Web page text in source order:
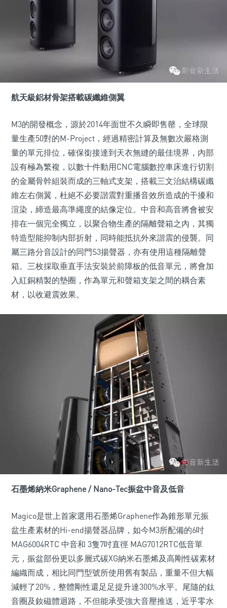
航天級鋁材骨架搭載碳纖維側翼
M3的開發概念，源於2014年面世不久瞬即售罄，全球限
量生產50對的M-Project，經過精密計算及無數次嚴格測
量的單元排位，確保銜接達到天衣無縫的最佳境界，內部
設有極為繁複，以數十件動用CNC電腦數控車床進行切割
的金屬骨幹組裝而成的三軸式支架，搭載三文治結構碳纖
維左右側翼，杜絕不必要諧震對重播音效所造成的干擾和
渲染，締造最高準繩度的結像定位。中音和高音將會被安
排在一個完全獨立，以聚合物生產的隔離聲箱之內，其獨
特造型能抑制內部折射，同時能抵抗外來諧震的侵襲。同
屬三路分音設計的同門S3揚聲器，亦有使用這種隔離聲
箱。三枚採取垂直手法安裝於前障板的低音單元，將會加
入紅銅精製的墊圈，作為單元和聲箱支架之間的耦合素
材，以收避震效果。
石墨烯納米Graphene / Nano-Tec振盆中音及低音
Magico是世上首家選用石墨烯Graphene作為錐形單元振
盆生產素材的Hi-end揚聲器品牌，如今M3所配備的6吋
MAG6004RTC 中音和 3隻7吋直徑 MAG7012RTC低音單
元，振盆部份更以多層式碳XG納米石墨烯及高剛性碳素材
編織而成，相比同門型號所使用舊有製品，重量不但大幅
減輕了20%，整體剛性還足足提升達300%水平。尾隨的鈦
音圈及釹磁體迴路，不但能承受強大音壓推送，近乎零水